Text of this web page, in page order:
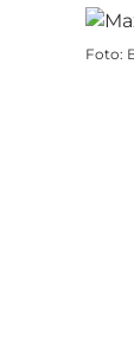
Foto: